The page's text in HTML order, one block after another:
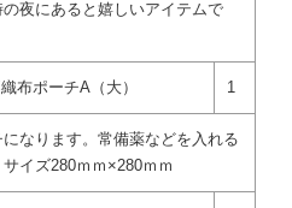
夜にあると嬉しいアイテムで
布ポーチA（大） 1
なります。常備薬などを入れる
イズ280ｍｍ×280ｍｍ